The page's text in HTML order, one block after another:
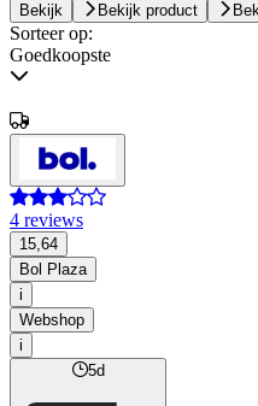
Bekijk Bekijk product
Sorteer op:
Goedkoopste
4 reviews
15,64
Bol Plaza
i
Webshop
i
5d